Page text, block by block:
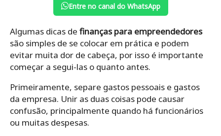
Entre no canal do WhatsApp
Algumas dicas de finanças para empreendedores
são simples de se colocar em prática e podem
evitar muita dor de cabeça, por isso é importante
começar a segui-las o quanto antes.
Primeiramente, separe gastos pessoais e gastos
da empresa. Unir as duas coisas pode causar
confusão, principalmente quando há funcionários
ou muitas despesas.